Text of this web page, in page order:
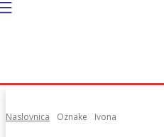
Naslovnica Oznake Ivona